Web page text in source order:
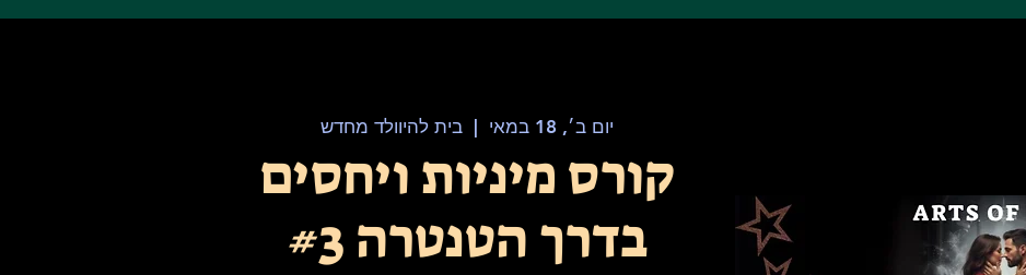
יום ב׳, 18 במאי בית להיוולד מחדש
קורס מיניות ויחסים
בדרך הטנטרה #3